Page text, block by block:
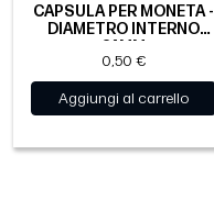
CAPSULA PER MONETA -
DIAMETRO INTERNO
24MM
0,50 €
Aggiungi al carrello